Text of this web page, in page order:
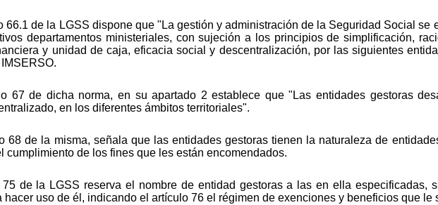
66.1 de la LGSS dispone que "La gestión y administración de la Seguridad Social se
departamentos ministeriales, con sujeción a los principios de simplificación,
y unidad de caja, eficacia social y descentralización, por las siguientes
67 de dicha norma, en su apartado 2 establece que "Las entidades gestoras
en los diferentes ámbitos territoriales".
68 de la misma, señala que las entidades gestoras tienen la naturaleza de
cumplimiento de los fines que les están encomendados.
75 de la LGSS reserva el nombre de entidad gestoras a las en ella especificadas,
hacer uso de él, indicando el artículo 76 el régimen de exenciones y beneficios que le